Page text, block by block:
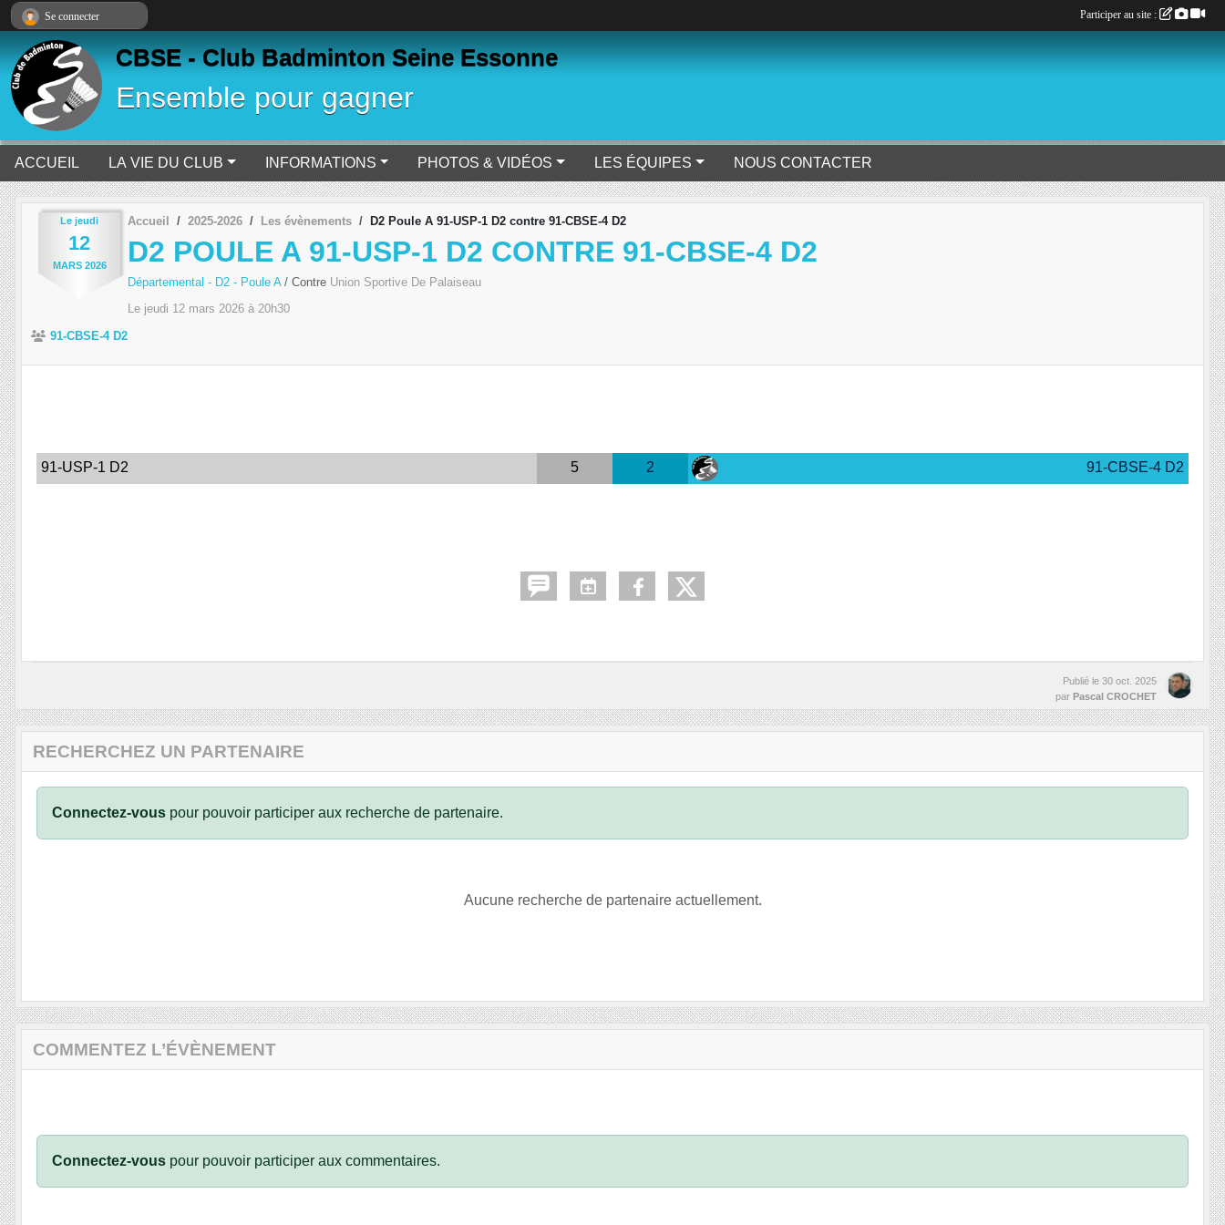
CBSE - Club Badminton Seine Essonne
Ensemble pour gagner
ACCUEIL LA VIE DU CLUB INFORMATIONS PHOTOS & VIDÉOS LES ÉQUIPES NOUS CONTACTER
Le jeudi
12
MARS 2026
Accueil 2025-2026 Les évènements D2 Poule A 91-USP-1 D2 contre 91-CBSE-4 D2
D2 POULE A 91-USP-1 D2 CONTRE 91-CBSE-4 D2
Départemental - D2 - Poule A / Contre Union Sportive De Palaiseau
Le jeudi 12 mars 2026 à 20h30
91-CBSE-4 D2
91-USP-1 D2 5 2 91-CBSE-4 D2
Publié le 30 oct. 2025
par Pascal CROCHET
RECHERCHEZ UN PARTENAIRE
Connectez-vous pour pouvoir participer aux recherche de partenaire.
Aucune recherche de partenaire actuellement.
COMMENTEZ L’ÉVÈNEMENT
Connectez-vous pour pouvoir participer aux commentaires.
Se connecter Participer au site :
Panneau de gestion des cookies